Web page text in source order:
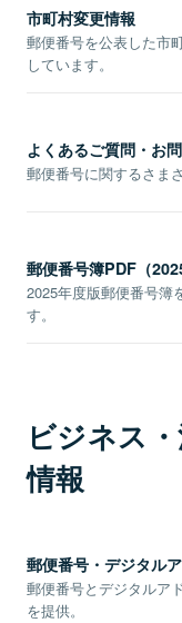
市町村変更情報
郵便番号を公表した市
しています。
よくあるご質問・お
郵便番号に関するさま
郵便番号簿PDF（
2025年度版郵便番号簿
す。
ビジネス
情報
郵便番号・デジタル
郵便番号とデジタルア
を提供。